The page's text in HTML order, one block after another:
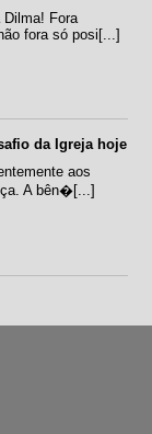
Dilma! Fora
fora só posi[...]
da Igreja hoje
aos
A bên�[...]